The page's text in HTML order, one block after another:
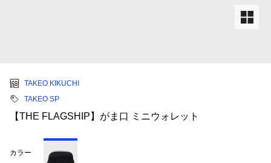
TAKEO KIKUCHI
TAKEO SP
【THE FLAGSHIP】がま口 ミニウォレット
カラー